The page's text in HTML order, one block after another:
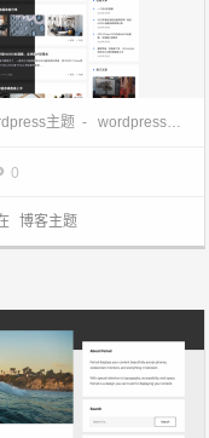
主题 Once 分享
主题 - wordpress博客主题
0
博客主题